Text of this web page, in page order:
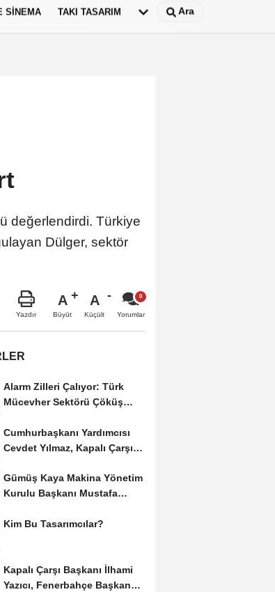
Deutsch
SINEMA TAKI TASARIM Ara
değerlendirdi. Türkiye
Dülger, sektör
Yazdır
A
Büyüt
A
Küçült Yorumlar
Alarm Zilleri Çalıyor: Türk
Mücevher Sektörü Çöküş
Cumhurbaşkanı Yardımcısı
Cevdet Yılmaz, Kapalı Çarşı
Gümüş Kaya Makina Yönetim
Kurulu Başkanı Mustafa
Kim Bu Tasarımcılar?
Kapalı Çarşı Başkanı İlhami
Yazıcı, Fenerbahçe Başkan